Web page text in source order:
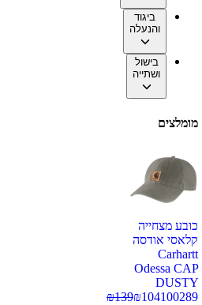
ביגוד
והנעלה
בישול
ושתייה
מומלצים
כובע מצחייה
קלאסי אודסה
Carhartt
Odessa CAP
DUSTY
100289
₪104
₪139